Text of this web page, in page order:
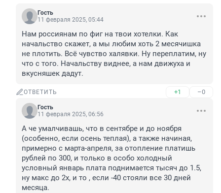
Гость
11 февраля 2025, 05:44
Нам россиянам по фиг на твои хотелки. Как
начальство скажет, а мы любим хоть 2 месячишка
не плотить. Всё чувство халявки. Ну переплатим, ну
что с того. Начальству виднее, а нам движуха и
вкусняшек дадут.
ОТВЕТИТЬ +1 –0
Гость
11 февраля 2025, 06:56
А че умалчивашь, что в сентябре и до ноября
(особенно, если осень теплая), а также начиная,
примерно с марта-апреля, за отопление платишь
рублей по 300, и только в особо холодный
условный январь плата поднимается тысяч до 1.5,
ну макс до 2х, и то , если -40 стояли все 30 дней
месяца.